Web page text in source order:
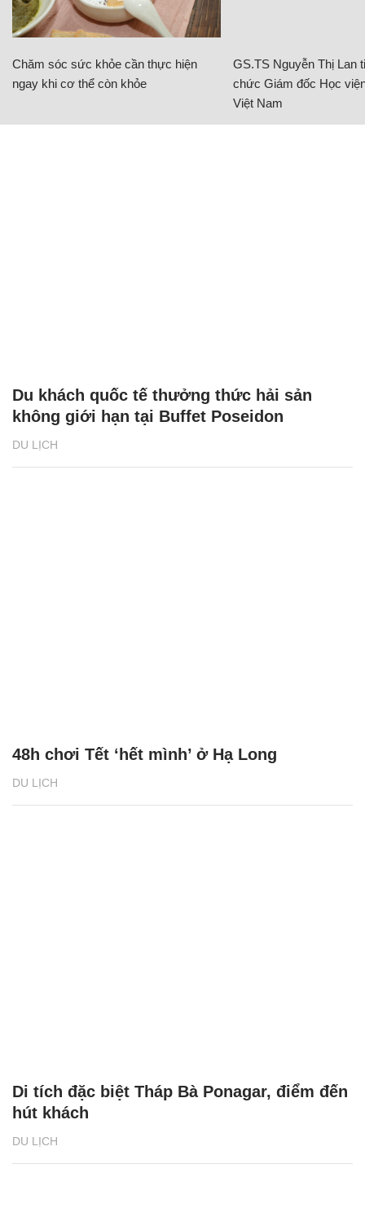
Chăm sóc sức khỏe cần thực hiện
ngay khi cơ thể còn khỏe
GS.TS Nguyễn Thị Lan
chức Giám đốc Học
Việt Nam
DU LỊCH
Du khách quốc tế thưởng thức hải sản
không giới hạn tại Buffet Poseidon
DU LỊCH
48h chơi Tết ‘hết mình’ ở Hạ Long
DU LỊCH
Di tích đặc biệt Tháp Bà Ponagar, điểm đến
hút khách